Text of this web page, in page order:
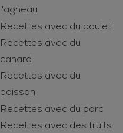
l'agneau
Recettes avec du poulet
Recettes avec du
canard
Recettes avec du
poisson
Recettes avec du porc
Recettes avec des fruits